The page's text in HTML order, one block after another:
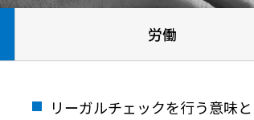
労働
リーガルチェックを行う意味